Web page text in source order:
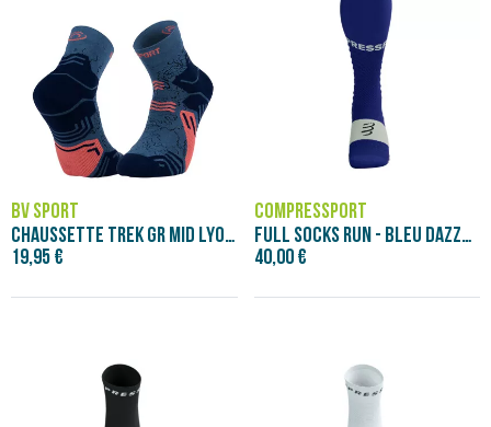
BV SPORT
CHAUSSETTE TREK GR MID LYOCELL BLEU/COR
19,95 €
COMPRESSPORT
FULL SOCKS RUN - BLEU DAZZ/SUCRE
40,00 €